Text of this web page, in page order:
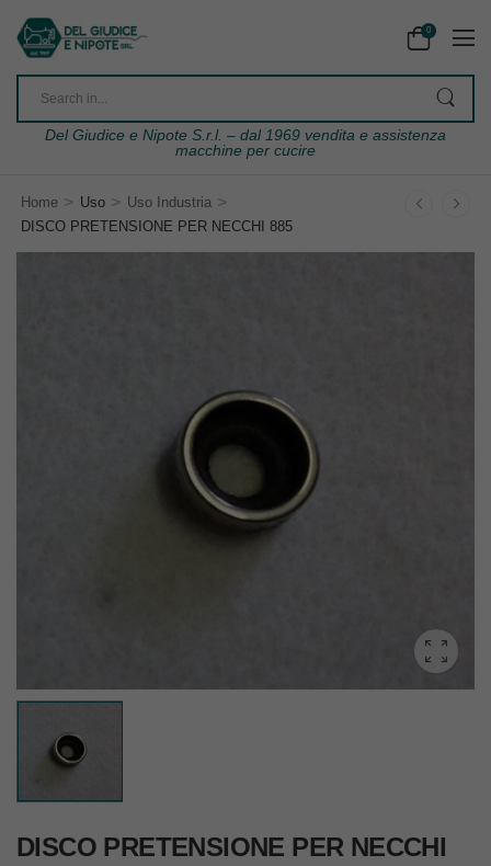
0
Del Giudice e Nipote S.r.l. – dal 1969 vendita e assistenza
macchine per cucire
Home > Uso > Uso Industria >
DISCO PRETENSIONE PER NECCHI 885
DISCO PRETENSIONE PER NECCHI